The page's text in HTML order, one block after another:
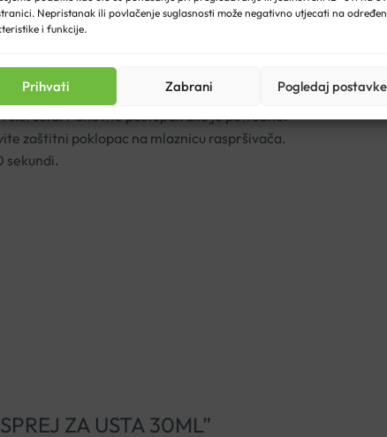
Nepristanak ili povlačenje suglasnosti može negativno utjecati na
i funkcije.
Prihvati Zabrani Pogledaj postavke
koji se mora skinuti prije primjene.
usnoj šupljini.
Ponovite postupak ako je potrebno.
zaštitni poklopac na mlaznicu raspršivača.
sekundi.
ZA USTA 30ML”